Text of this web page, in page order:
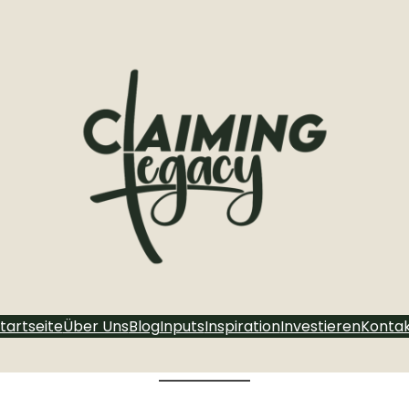
Über UnsBlogInputsInspirationInvestieren